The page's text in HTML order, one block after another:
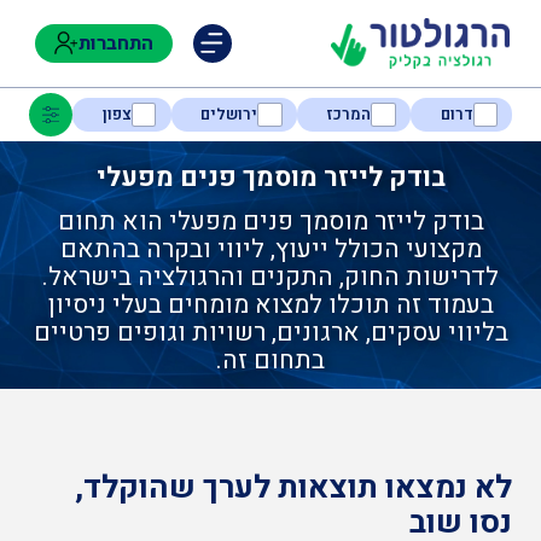
התחברות
דרום המרכז ירושלים צפון
בודק לייזר מוסמך פנים מפעלי
בודק לייזר מוסמך פנים מפעלי הוא תחום
מקצועי הכולל ייעוץ, ליווי ובקרה בהתאם
לדרישות החוק, התקנים והרגולציה בישראל.
בעמוד זה תוכלו למצוא מומחים בעלי ניסיון
בליווי עסקים, ארגונים, רשויות וגופים פרטיים
בתחום זה.
נגישות
חקלאות
בריאות
לא נמצאו תוצאות לערך שהוקלד,
נסו שוב